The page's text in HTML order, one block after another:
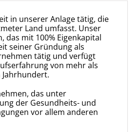
in unserer Anlage tätig, die
Land umfasst. Unser
das mit 100% Eigenkapital
seiner Gründung als
tätig und verfügt
von mehr als
das unter
der Gesundheits- und
vor allem anderen